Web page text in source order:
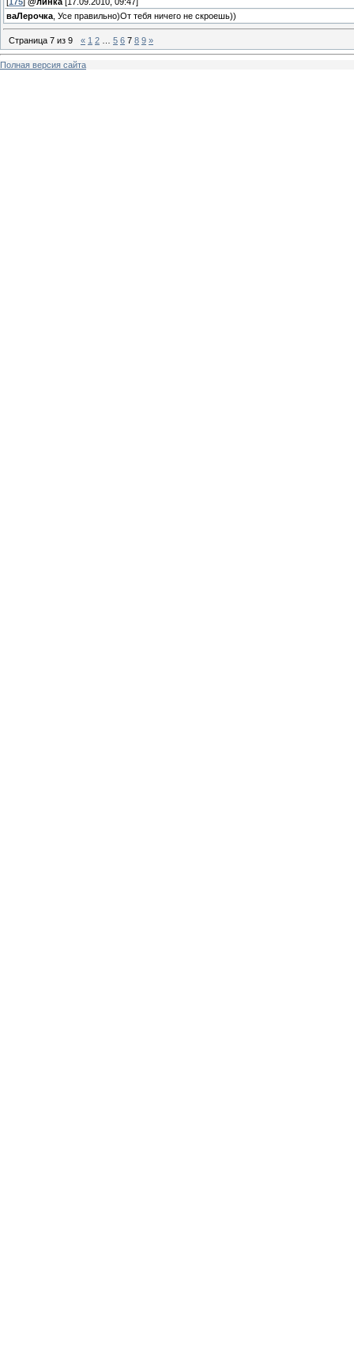
ваЛерочка , Усе правильно)От тебя ничего не скроешь))
Страница 7 из 9 « 1 2 5 6 7 8 9 »
Полная версия сайта